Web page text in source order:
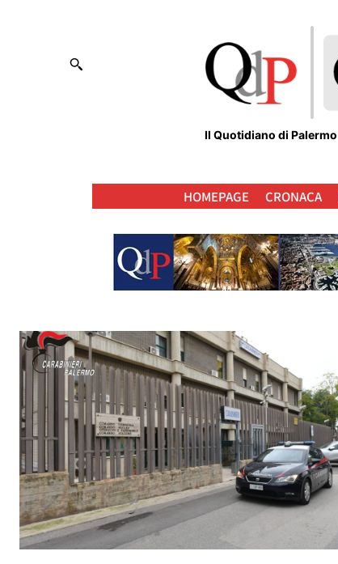
Il Quotidiano di Palermo
HOMEPAGE CRONACA